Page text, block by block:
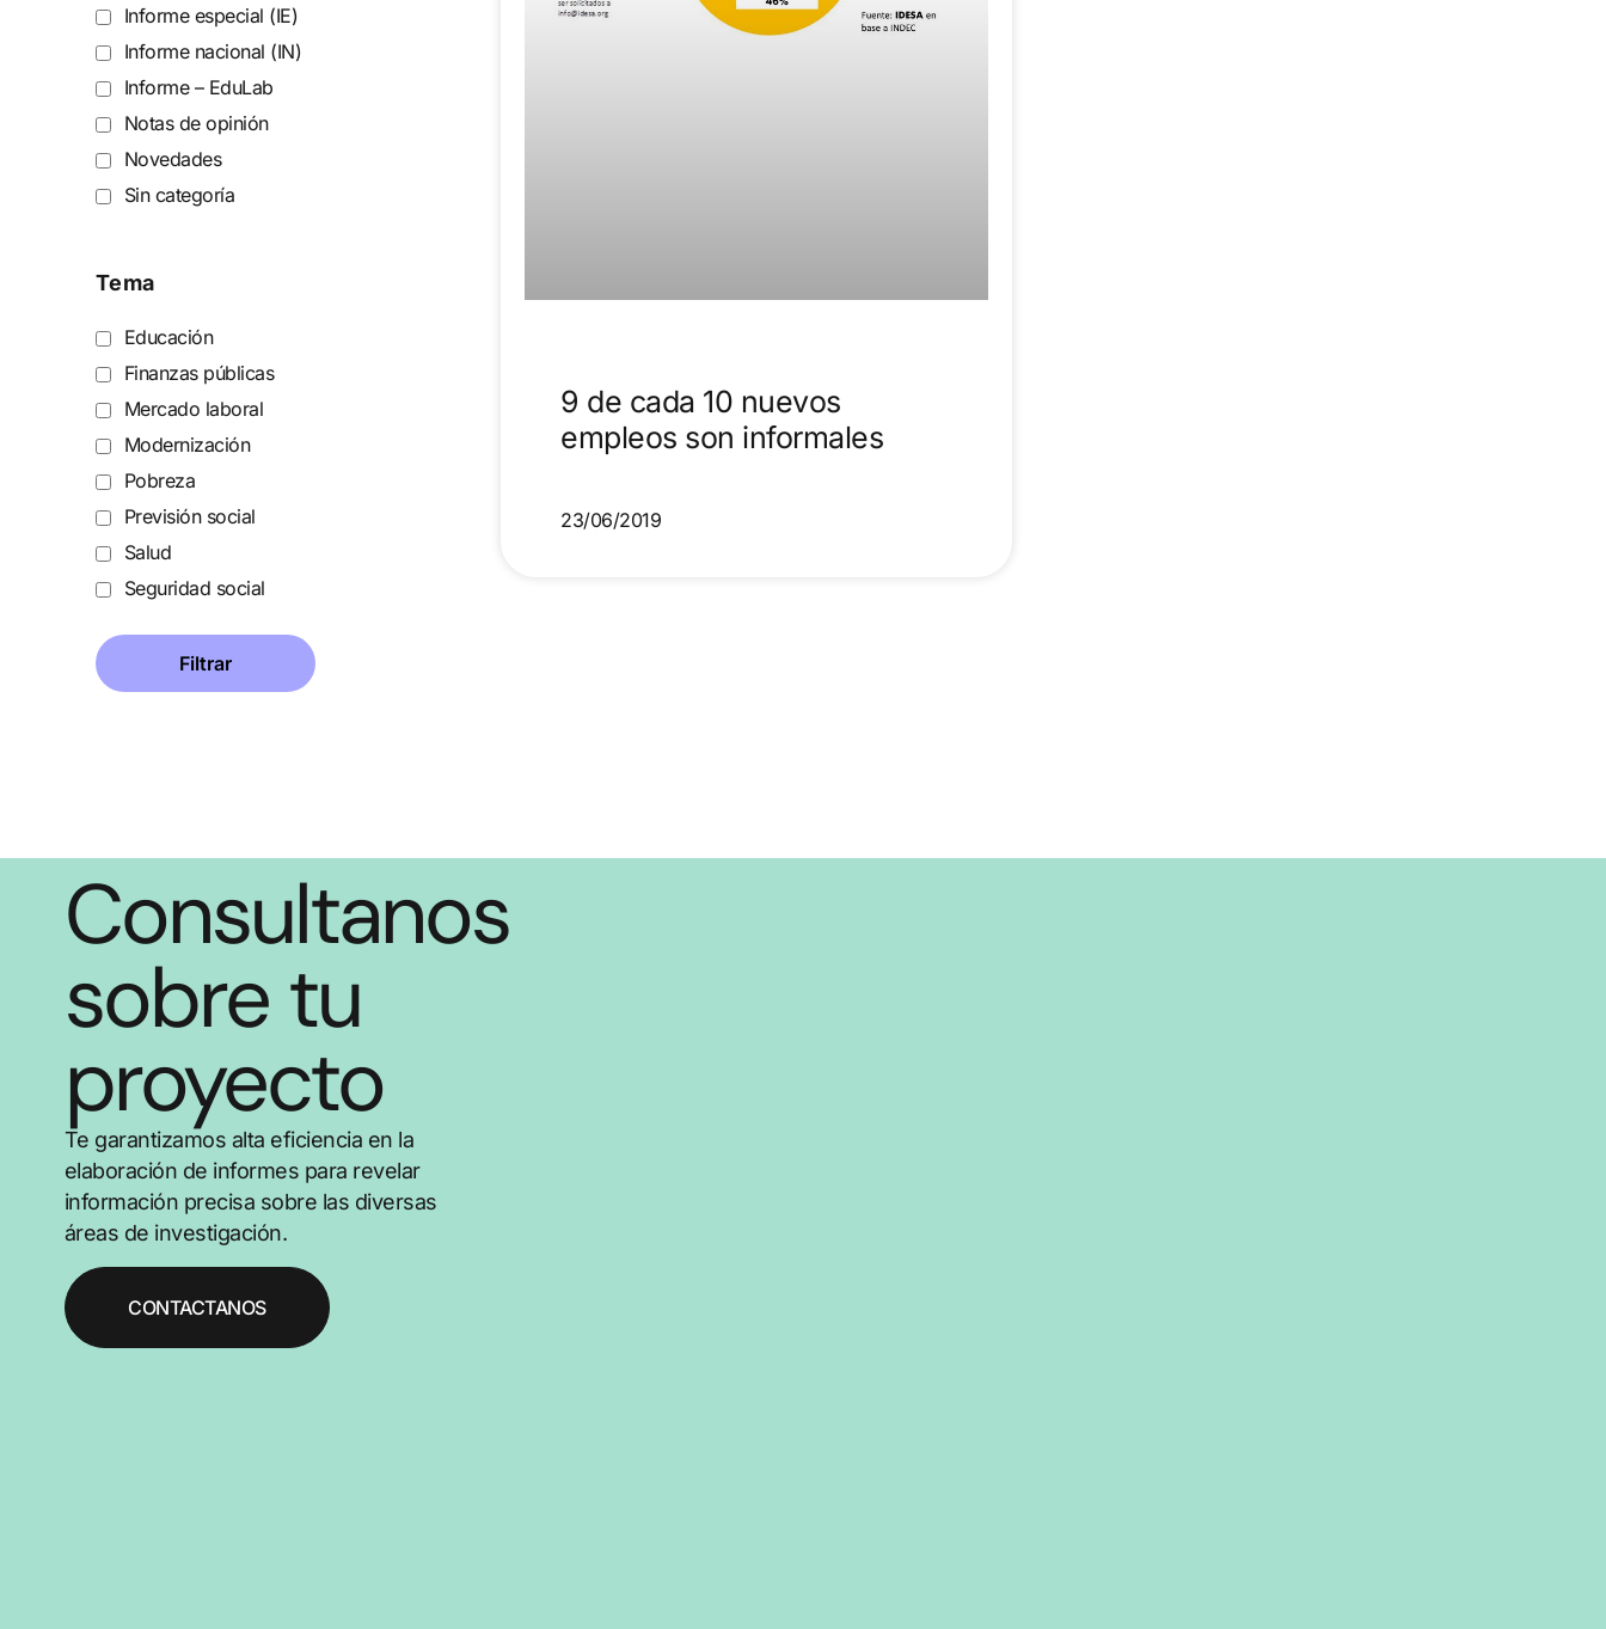
Informe especial (IE)
Informe nacional (IN)
Informe – EduLab
Notas de opinión
Novedades
Sin categoría
Tema
Educación
Finanzas públicas
Mercado laboral
Modernización
Pobreza
Previsión social
Salud
Seguridad social
9 de cada 10 nuevos
empleos son informales
23/06/2019
Consultanos
sobre tu
proyecto
Te garantizamos alta eficiencia en la
elaboración de informes para revelar
información precisa sobre las diversas
áreas de investigación.
CONTACTANOS